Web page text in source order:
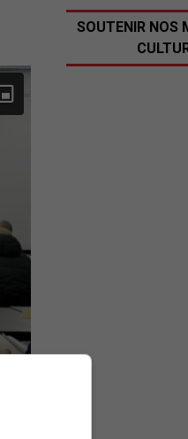
SOUTENIR NOS